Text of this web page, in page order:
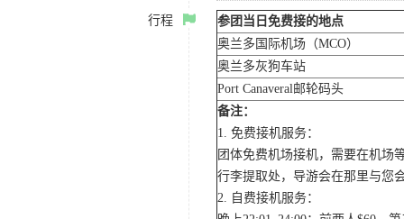
行程
参团当日免费接的地点
奥兰多国际机场（MCO）
奥兰多灰狗车站
Port Canaveral邮轮码头
备注：
1. 免费接机服务：
团体免费机场接机，需要在机场
行李提取处，导游会在那里与您
2. 自费接机服务：